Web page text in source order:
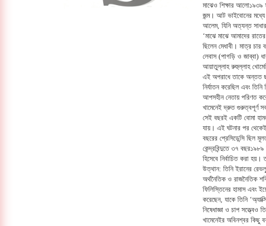
মাঝেও শিক্ষার আলো১৯৩৯
জন্ম। আট ভাইবোনের মধ্যে
আলেম, যিনি অত্যন্ত
‘মাঝে মাঝে আমাদের
ছিলেন মেধাবী। মাত্র
লেবাস (পাগড়ি ও জাব্বা)
আয়াতুল্লাহ রুহুল্লাহ
এই অপরাধে তাকে অন্তত
নির্যাতন করেছিল এবং
আপসহীন নেতায় পরিণত
খামেনেই দ্রুত গুরুত্বপূর্ণ
সেই বছরই একটি বোমা
যায়। এই ঘটনার পর
বছরের প্রেসিডেন্সি ছিল
কেন্দ্রবিন্দুতে ৩৭
হিসেবে নির্বাচিত করা
উত্থান: তিনি ইরানের
অর্থনৈতিক ও রাজনৈতিক
ফিলিস্তিনের হামাস এবং
করেছেন, যাকে তিনি
নিষেধাজ্ঞা ও চাপ সত্ত্বেও
খামেনেইর অবিনশ্বর কিছু